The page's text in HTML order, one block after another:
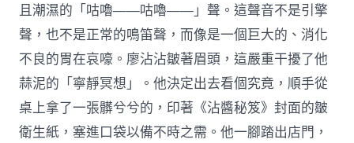
且潮濕的「咕嚕——咕嚕——」聲。這聲音不是引擎
聲，也不是正常的鳴笛聲，而像是一個巨大的、消化
不良的胃在哀嚎。廖沾沾皺著眉頭，這嚴重干擾了他
蒜泥的「寧靜冥想」。他決定出去看個究竟，順手從
桌上拿了一張髒兮兮的，印著《沾醬秘笈》封面的皺
衛生紙，塞進口袋以備不時之需。他一腳踏出店門，